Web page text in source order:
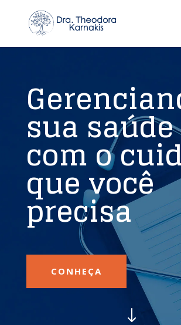
sua saúde
com o
que você
precisa
CONHEÇA
"